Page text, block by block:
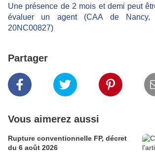
Une présence de 2 mois et demi peut
évaluer un agent (CAA de Nancy,
20NC00827)
Partager
Vous aimerez aussi
Rupture conventionnelle FP, décret
du 6 août 2026